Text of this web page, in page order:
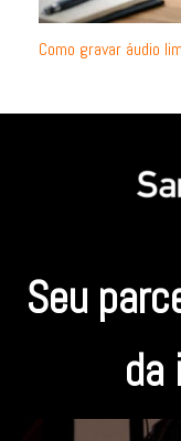
Como gravar áudio
Seu
da